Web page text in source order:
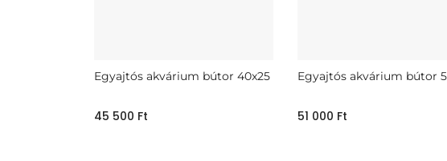
Egyajtós akvárium bútor 40x25
45 500 Ft
Egyajtós akvárium bútor
51 000 Ft